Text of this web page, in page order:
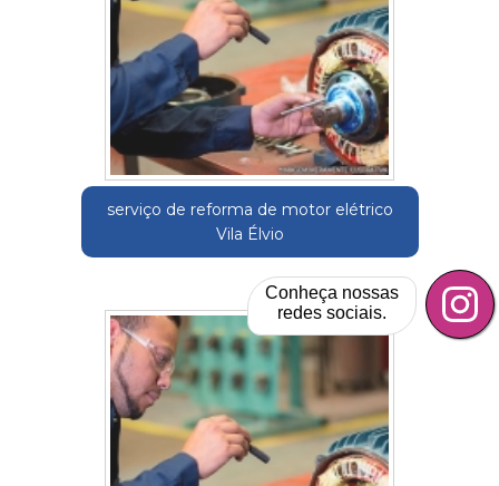
serviço de reforma de motor elétrico
Vila Élvio
Conheça nossas
redes sociais.